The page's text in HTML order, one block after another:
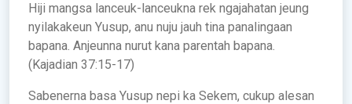
Hiji mangsa lanceuk-lanceukna rek ngajahatan jeung
nyilakakeun Yusup, anu nuju jauh tina panalingaan
bapana. Anjeunna nurut kana parentah bapana.
(Kajadian 37:15-17)
Sabenerna basa Yusup nepi ka Sekem, cukup alesan